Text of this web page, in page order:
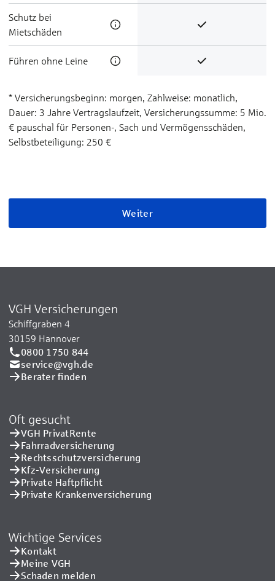
Schutz bei
Mietschäden
Führen ohne Leine
* Versicherungsbeginn: morgen, Zahlweise: monatlich,
Dauer: 3 Jahre Vertragslaufzeit, Versicherungssumme: 5 Mio.
€ pauschal für Personen-, Sach­ und Vermögensschäden,
Selbstbeteiligung: 250 €
Weiter
VGH Versicherungen
Schiffgraben 4
30159 Hannover
0800 1750 844
service@vgh.de
Berater finden
Oft gesucht
VGH PrivatRente
Fahrradversicherung
Rechtsschutzversicherung
Kfz-Versicherung
Private Haftpflicht
Private Kranken­versicherung
Wichtige Services
Kontakt
Meine VGH
Schaden melden